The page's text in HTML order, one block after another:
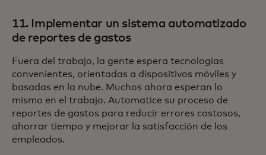
11. Implementar un sistema automatizado
de reportes de gastos
Fuera del trabajo, la gente espera tecnologías
convenientes, orientadas a dispositivos móviles y
basadas en la nube. Muchos ahora esperan lo
mismo en el trabajo. Automatice su proceso de
reportes de gastos para reducir errores costosos,
ahorrar tiempo y mejorar la satisfacción de los
empleados.